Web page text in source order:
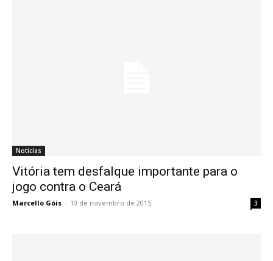
Notícias
Vitória tem desfalque importante para o
jogo contra o Ceará
Marcello Góis - 10 de novembro de 2015 3